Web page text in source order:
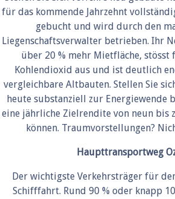
für das kommende Jahrzehnt
gebucht und wird durch den
Liegenschaftsverwalter betrieben. Ihr
über 20 % mehr Mietfläche, stösst
Kohlendioxid aus und ist deutlich
vergleichbare Altbauten. Stellen Sie
heute substanziell zur Energiewende
eine jährliche Zielrendite von neun bis
können. Traumvorstellungen?
Haupttransportweg
Der wichtigste Verkehrsträger für
Schifffahrt. Rund 90 % oder knapp